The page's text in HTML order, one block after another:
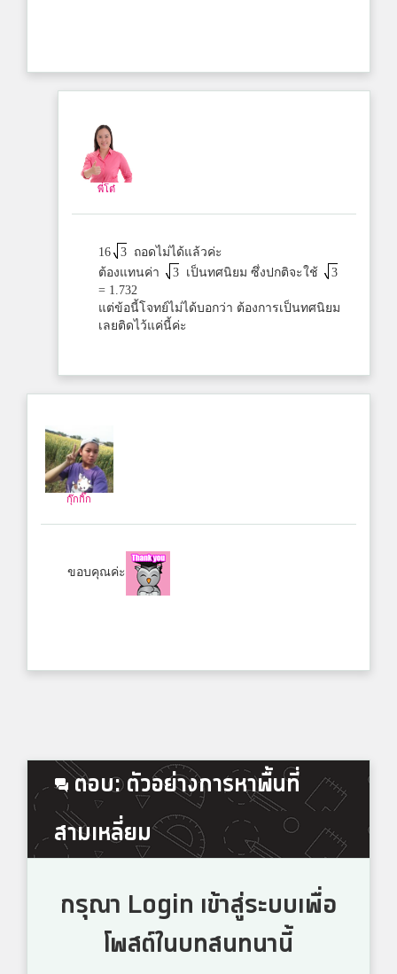
พี่โต๋
16 3
ถอดไม่ได้แล้วค่ะ
ต้องแทนค่า
3 เป็นทศนิยม ซึ่งปกติจะใช้
3
= 1.732
แต่ข้อนี้โจทย์ไม่ได้บอกว่า ต้องการเป็นทศนิยม
เลยติดไว้แค่นี้ค่ะ
กุ๊กกิ๊ก
ขอบคุณค่ะ
ตอบ: ตัวอย่างการหาพื้นที่
สามเหลี่ยม
กรุณา Login เข้าสู่ระบบเพื่อ
โพสต์ในบทสนทนานี้